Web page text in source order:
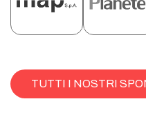
TUTTI I NOSTRI